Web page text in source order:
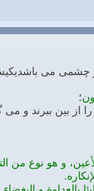
چشمی می
؛
ببرند و می
و هو نوع من